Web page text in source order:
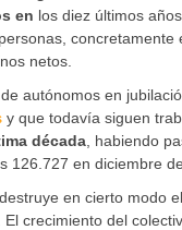
en los diez últimos
concretamente
netos.
autónomos en
y que todavía siguen
década , habiendo
126.727 en diciembre
en cierto modo el
. El crecimiento del